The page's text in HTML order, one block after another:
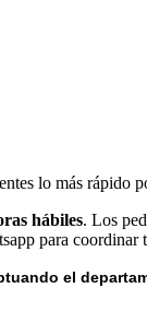
lo más rápido
hábiles. Los
para coordinar
el